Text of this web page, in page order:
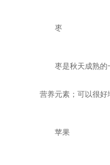
枣
枣是秋天成熟的
营养元素；可以很好
苹果